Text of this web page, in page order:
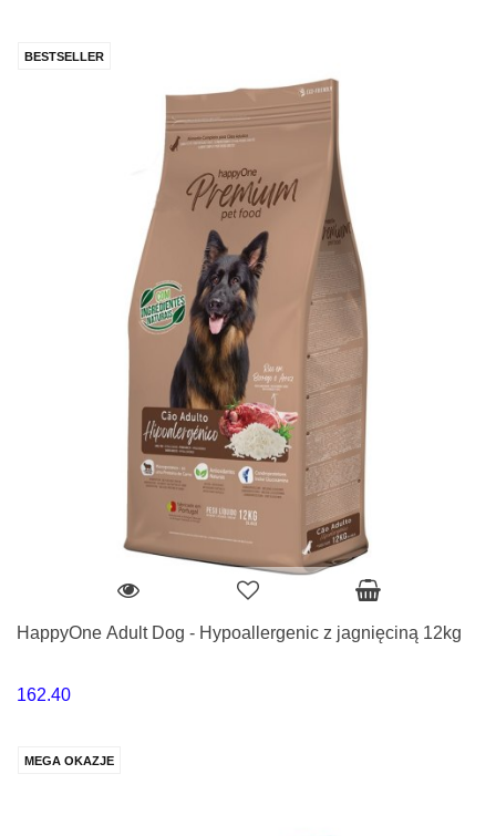
BESTSELLER
HappyOne Adult Dog - Hypoallergenic z jagnięciną 12kg
162.40
MEGA OKAZJE